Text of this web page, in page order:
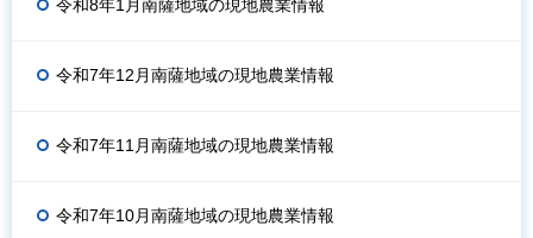
令和8年1月南薩地域の現地農業情報
令和7年12月南薩地域の現地農業情報
令和7年11月南薩地域の現地農業情報
令和7年10月南薩地域の現地農業情報